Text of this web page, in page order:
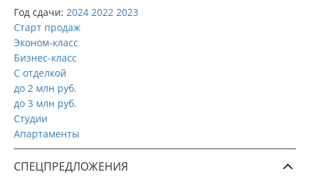
Год сдачи: 2024 2022 2023
Старт продаж
Эконом-класс
Бизнес-класс
С отделкой
до 2 млн руб.
до 3 млн руб.
Студии
Апартаменты
СПЕЦПРЕДЛОЖЕНИЯ